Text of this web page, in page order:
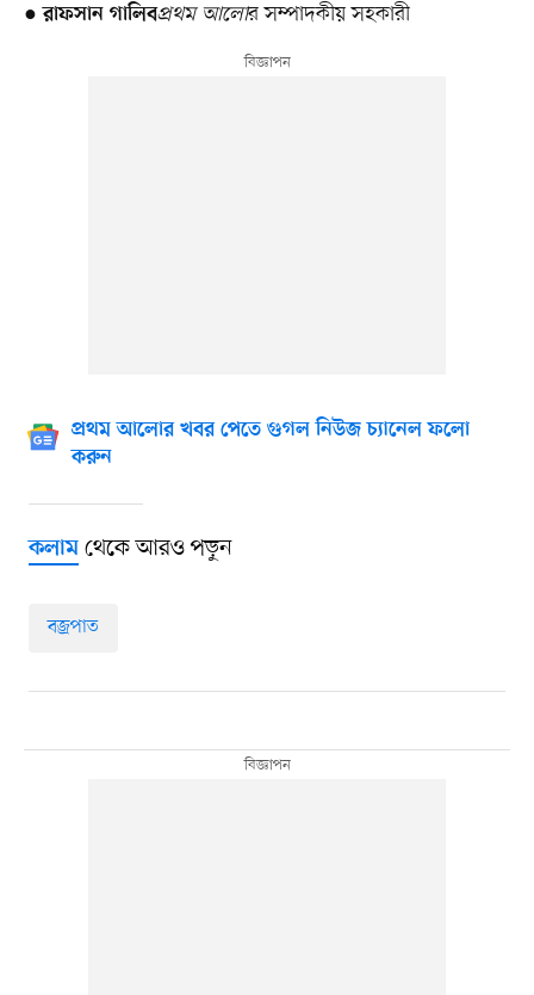
● রাফসান গালিবপ্রথম আলোর সম্পাদকীয় সহকারী
প্রথম আলোর খবর পেতে গুগল নিউজ চ্যানেল ফলো
করুন
কলামথেকে আরও পড়ুন
বজ্রপাত